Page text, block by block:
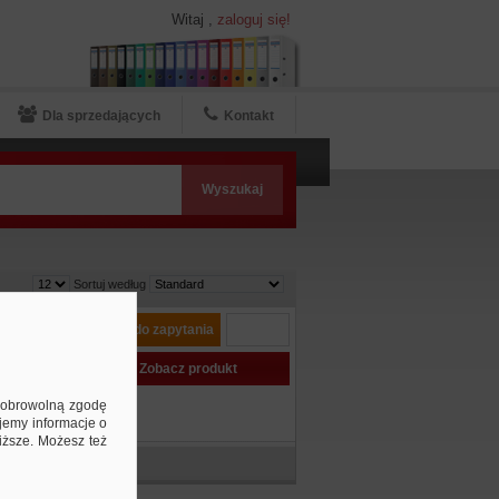
Dla sprzedających Kontakt
Witaj , zaloguj się!
Sortuj według
Dodaj do zapytania
Zobacz produkt
zgodę
informacje o
Możesz też